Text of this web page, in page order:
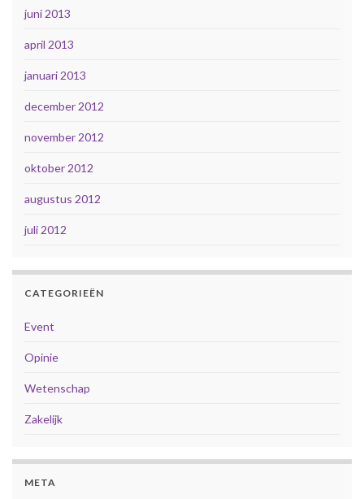
juni 2013
april 2013
januari 2013
december 2012
november 2012
oktober 2012
augustus 2012
juli 2012
CATEGORIEËN
Event
Opinie
Wetenschap
Zakelijk
META